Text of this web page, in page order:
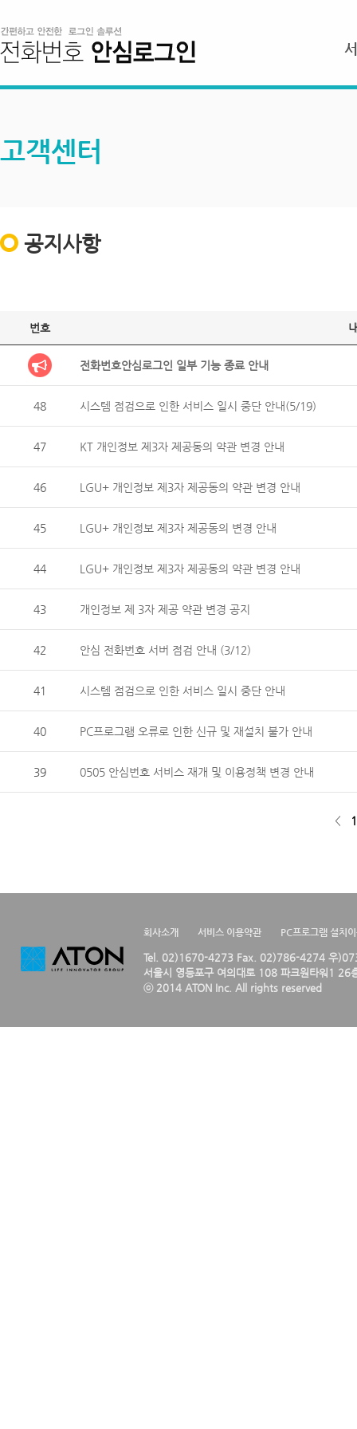
고객센터
공지사항
번호
전화번호안심로그인 일부 기능 종료 안내
48 시스템 점검으로 인한 서비스 일시 중단 안내(5/19)
47 KT 개인정보 제3자 제공동의 약관 변경 안내
46 LGU+ 개인정보 제3자 제공동의 약관 변경 안내
45 LGU+ 개인정보 제3자 제공동의 변경 안내
44 LGU+ 개인정보 제3자 제공동의 약관 변경 안내
43 개인정보 제 3자 제공 약관 변경 공지
42 안심 전화번호 서버 점검 안내 (3/12)
41 시스템 점검으로 인한 서비스 일시 중단 안내
40 PC프로그램 오류로 인한 신규 및 재설치 불가 안내
39 0505 안심번호 서비스 재개 및 이용정책 변경 안내
< 1
회사소개 서비스 이용약관 PC프로그램 설치
Tel. 02)1670-4273 Fax. 02)786-4274 우
서울시 영등포구 여의대로 108 파크원타워1 26
ⓒ 2014 ATON Inc. All rights reserved